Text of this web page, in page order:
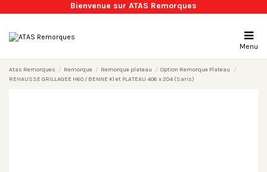
Bienvenue sur ATAS Remorques
Menu
Atas Remorques Remorque Remorque plateau
Option Remorque Plateau
REHAUSSE GRILLAGEE H60 / BENNE K1 et PLATEAU 406 x 204 (Saris)